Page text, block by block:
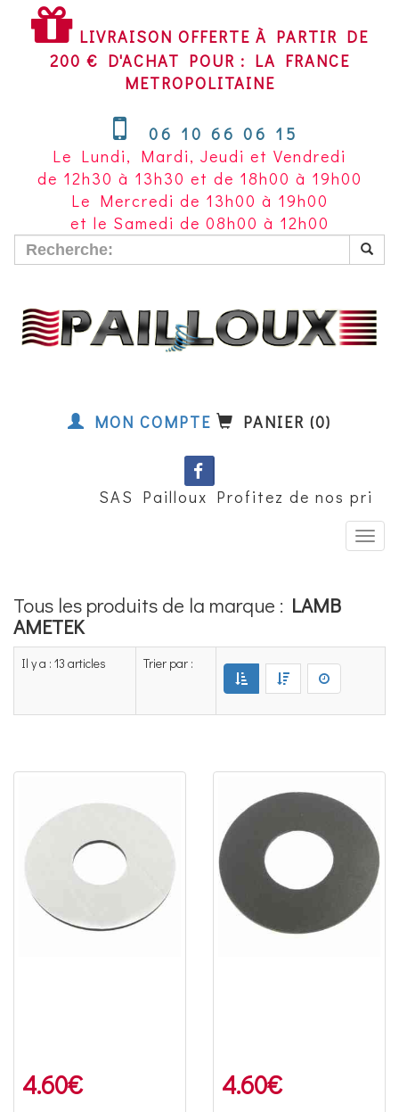
OFFERTE
À
PARTIR
€
D'ACHAT
POUR
LA
FRANCE
METROPOLITAINE~
LIVRAISON OFFERTE À PARTIR DE
200 € D'ACHAT POUR : LA FRANCE
METROPOLITAINE
06 10 66 06 15
Le Lundi, Mardi, Jeudi et Vendredi
de 12h30 à 13h30 et de 18h00 à 19h00
Le Mercredi de 13h00 à 19h00
et le Samedi de 08h00 à 12h00
MON COMPTE PANIER (0)
SAS Pailloux Profitez de nos prix
Tous les produits de la marque : LAMB
AMETEK
Il y a : 13 articles Trier par :
4.60€ 4.60€